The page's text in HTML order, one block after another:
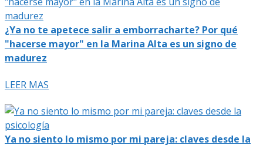
¿Ya no te apetece salir a emborracharte? Por qué
"hacerse mayor" en la Marina Alta es un signo de
madurez
LEER MAS
Ya no siento lo mismo por mi pareja: claves desde la